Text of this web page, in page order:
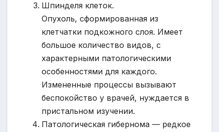
Шпинделя клеток.
Опухоль, сформированная из
клетчатки подкожного слоя. Имеет
большое количество видов, с
характерными патологическими
особенностями для каждого.
Измененные процессы вызывают
беспокойство у врачей, нуждается в
пристальном изучении.
Патологическая гибернома — редкое